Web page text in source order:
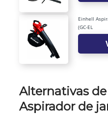
Einhell
(GC-EL
Alternativas
Aspirador de